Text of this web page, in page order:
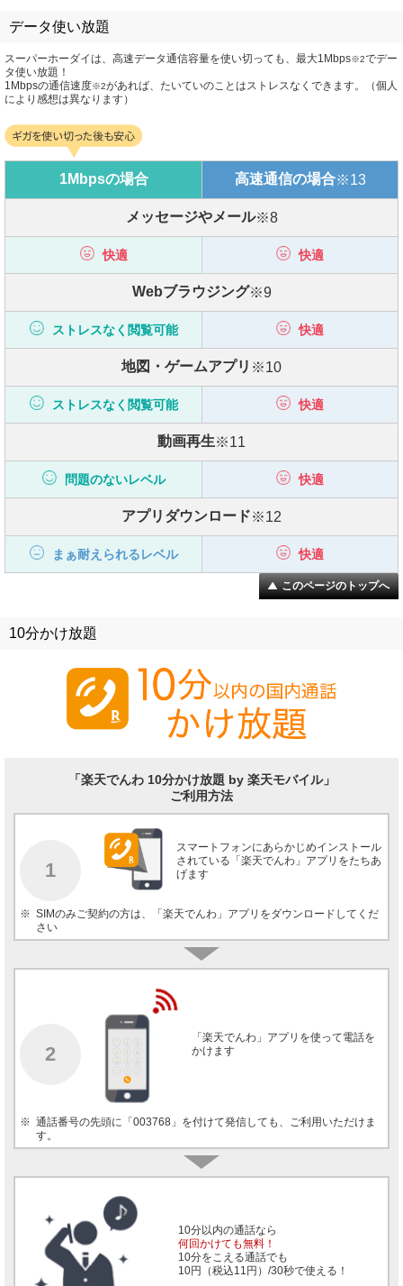
データ使い放題
スーパーホーダイは、高速データ通信容量を使い切っても、最大1Mbps※2でデー
タ使い放題！
1Mbpsの通信速度※2があれば、たいていのことはストレスなくできます。（個人
により感想は異なります）
1Mbpsの場合 高速通信の場合※13
メッセージやメール※8
快適 快適
Webブラウジング※9
ストレスなく閲覧可能 快適
地図・ゲームアプリ ※10
ストレスなく閲覧可能 快適
動画再生※11
問題のないレベル 快適
アプリダウンロード※12
まぁ耐えられるレベル 快適
このページのトップへ
10分かけ放題
「楽天でんわ 10分かけ放題 by 楽天モバイル」
ご利用方法
1
スマートフォンにあらかじめインストール
されている「楽天でんわ」アプリをたちあ
げます
※ SIMのみご契約の方は、「楽天でんわ」アプリをダウンロードしてくだ
さい
2
「楽天でんわ」アプリを使って電話を
かけます
※ 通話番号の先頭に「003768」を付けて発信しても、ご利用いただけま
す。
10分以内の通話なら
何回かけても無料！
10分をこえる通話でも
10円（税込11円）/30秒で使える！